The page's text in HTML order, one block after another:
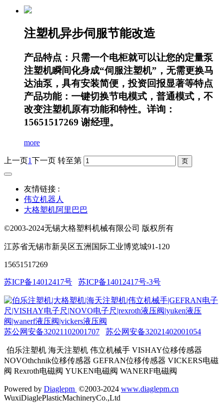
注塑机异步伺服节能改造
产品特点：只需一个电柜就可以让您的定量泵
注塑机瞬间化身成“伺服注塑机”，无需更换马
达油泵，具有安装简便，投资回报显著等特点
产品功能：一键切换节电模式，普通模式，不
改变注塑机原有功能和特性。详询：
15651517269 谢经理。
more
上一页1下一页 转至第
友情链接 :
伟立机器人
大格塑机阿里巴巴
©2003-2024无锡大格塑料机械有限公司 版权所有
江苏省无锡市新吴区五洲国际工业博览城91-120
15651517269
苏ICP备14012417号 苏ICP备14012417号-3号
苏公网安备32021102001707 苏公网安备32021402001054
伯乐注塑机 海天注塑机 伟立机械手 VISHAY位移传感器
NOVOthchnik位移传感器 GEFRAN位移传感器 VICKERS电磁
阀 Rexroth电磁阀 YUKEN电磁阀 WANERF电磁阀
Powered by Diaglepm ©2003-2024 www.diaglepm.cn
WuxiDiaglePlasticMachineryCo.,Ltd